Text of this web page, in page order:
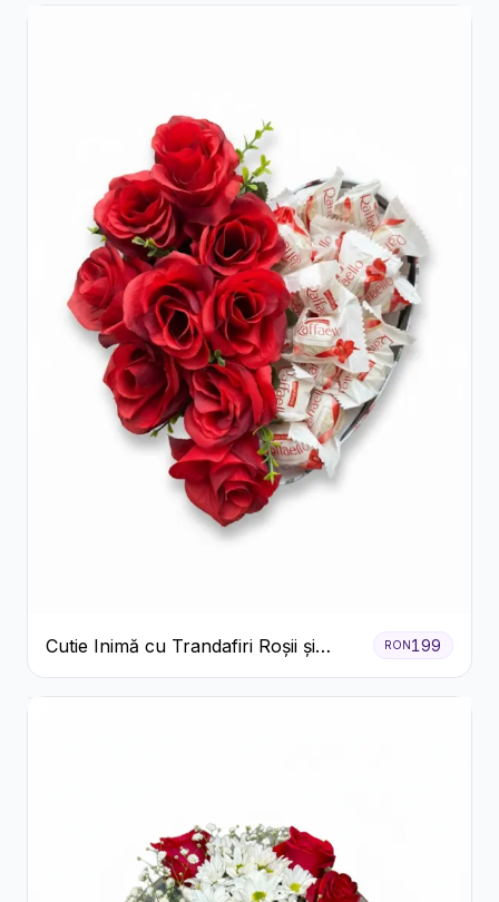
Cutie Inimă cu Trandafiri Roșii și
Raffaello
RON 199